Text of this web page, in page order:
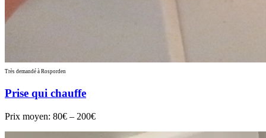
Très demandé à Rosporden
Prise qui chauffe
Prix moyen: 80€ – 200€